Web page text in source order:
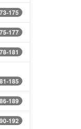
175
177
181
185
189
192